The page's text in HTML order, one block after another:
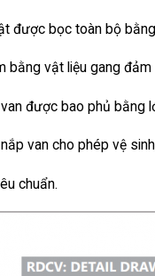
được bọc toàn bộ
bằng vật liệu gang
được bao phủ bằng
van cho phép vệ
chuẩn.